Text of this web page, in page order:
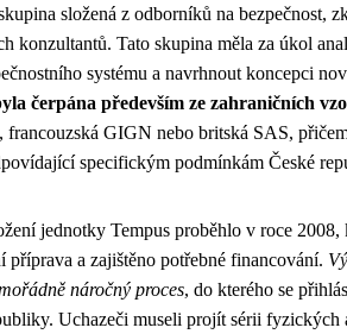
složená z odborníků na bezpečnost,
konzultantů. Tato skupina měla za úkol
systému a navrhnout koncepci
čerpána především ze zahraničních
francouzská GIGN nebo britská SAS,
specifickým podmínkám České
jednotky Tempus proběhlo v roce
příprava a zajištěno potřebné financování.
náročný proces, do kterého se
Uchazeči museli projít sérii fyzických